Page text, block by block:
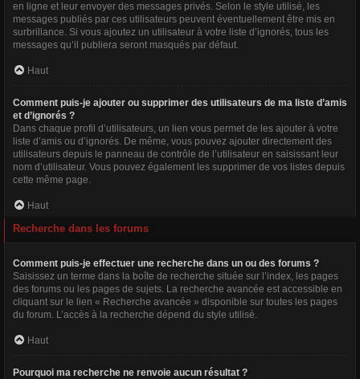
en ligne et leur envoyer des messages privés. Selon le style utilisé, les
messages publiés par ces utilisateurs peuvent éventuellement être mis en
surbrillance. Si vous ajoutez un utilisateur à votre liste d’ignorés, tous les
messages qu’il publiera seront masqués par défaut.
Haut
Comment puis-je ajouter ou supprimer des utilisateurs de ma liste d’amis
et d’ignorés ?
Dans chaque profil d’utilisateurs, un lien vous permet de les ajouter à votre
liste d’amis ou d’ignorés. De même, vous pouvez ajouter directement des
utilisateurs depuis le panneau de contrôle de l’utilisateur en saisissant leur
nom d’utilisateur. Vous pouvez également les supprimer de vos listes depuis
cette même page.
Haut
Recherche dans les forums
Comment puis-je effectuer une recherche dans un ou des forums ?
Saisissez un terme dans la boîte de recherche située sur l’index, les pages
des forums ou les pages de sujets. La recherche avancée est accessible en
cliquant sur le lien « Recherche avancée » disponible sur toutes les pages
du forum. L’accès à la recherche dépend du style utilisé.
Haut
Pourquoi ma recherche ne renvoie aucun résultat ?